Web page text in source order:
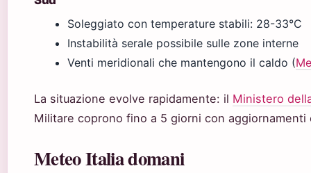
Soleggiato con temperature stabili: 28-33°C
Instabilità serale possibile sulle zone interne
Venti meridionali che mantengono il caldo (
La situazione evolve rapidamente: il Ministero
Militare coprono fino a 5 giorni con aggiornamenti
Meteo Italia domani